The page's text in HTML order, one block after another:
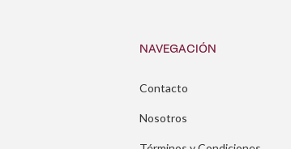
NAVEGACIÓN
Contacto
Nosotros